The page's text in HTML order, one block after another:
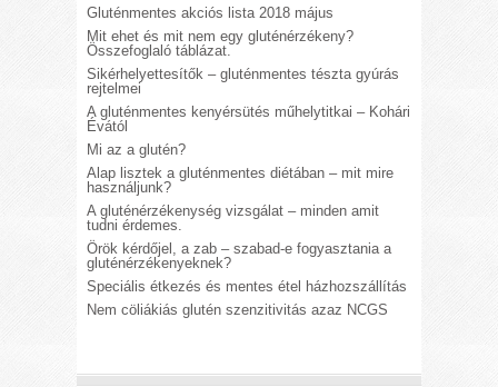
Gluténmentes akciós lista 2018 május
Mit ehet és mit nem egy gluténérzékeny?
Összefoglaló táblázat.
Sikérhelyettesítők – gluténmentes tészta gyúrás
rejtelmei
A gluténmentes kenyérsütés műhelytitkai – Kohári
Évától
Mi az a glutén?
Alap lisztek a gluténmentes diétában – mit mire
használjunk?
A gluténérzékenység vizsgálat – minden amit
tudni érdemes.
Örök kérdőjel, a zab – szabad-e fogyasztania a
gluténérzékenyeknek?
Speciális étkezés és mentes étel házhozszállítás
Nem cöliákiás glutén szenzitivitás azaz NCGS